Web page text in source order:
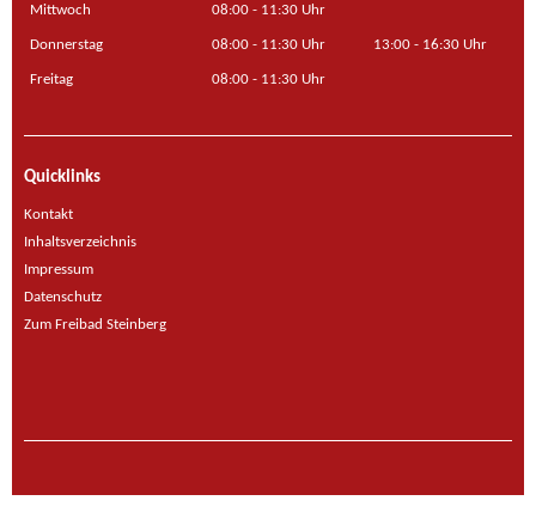
Mittwoch 08:00 - 11:30 Uhr
Donnerstag 08:00 - 11:30 Uhr 13:00 - 16:30 Uhr
Freitag 08:00 - 11:30 Uhr
Quicklinks
Kontakt
Inhaltsverzeichnis
Impressum
Datenschutz
Zum Freibad Steinberg